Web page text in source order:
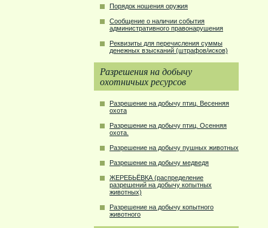
Порядок ношения оружия
Сообщение о наличии события
административного правонарушения
Реквизиты для перечисления суммы
денежных взысканий (штрафов/исков)
Разрешения на добычу
охотничьих ресурсов
Разрешение на добычу птиц. Весенняя
охота
Разрешение на добычу птиц. Осенняя
охота.
Разрешение на добычу пушных животных
Разрешение на добычу медведя
ЖЕРЕБЬЁВКА (распределение
разрешений на добычу копытных
животных)
Разрешение на добычу копытного
животного